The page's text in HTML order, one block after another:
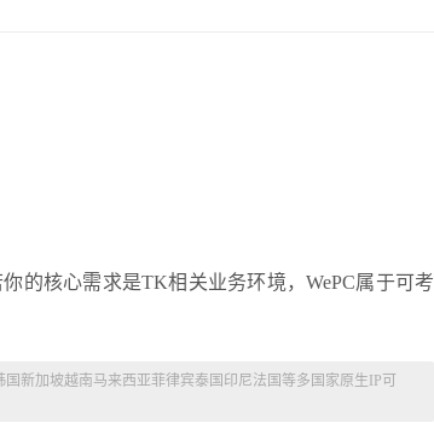
的核心需求是TK相关业务环境，WePC属于可考
国新加坡越南马来西亚菲律宾泰国印尼法国等多国家原生IP可